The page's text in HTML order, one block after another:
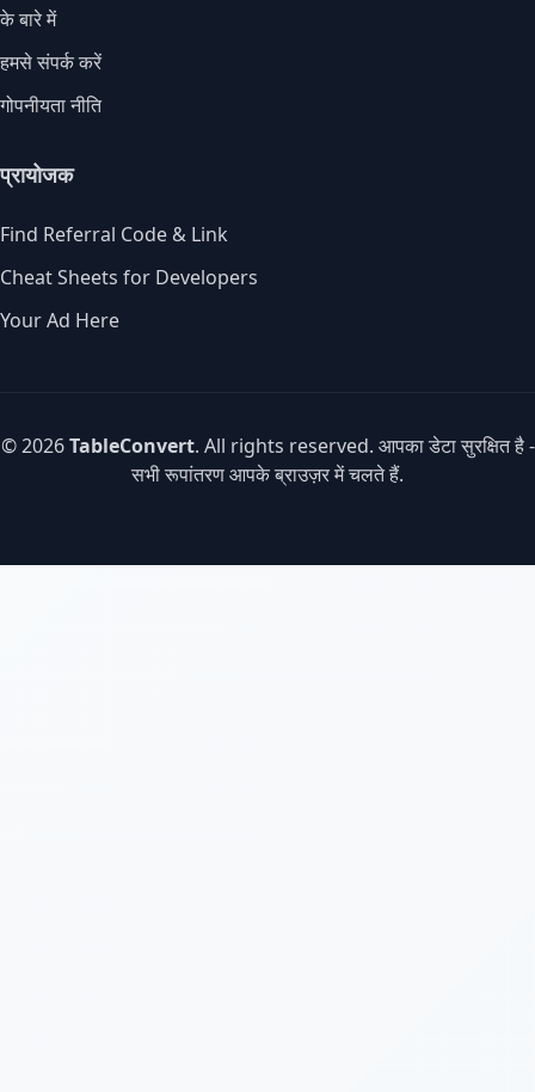
के बारे में
हमसे संपर्क करें
गोपनीयता नीति
प्रायोजक
Find Referral Code & Link
Cheat Sheets for Developers
Your Ad Here
© 2026TableConvert. All rights reserved. आपका डेटा सुरक्षित है -
सभी रूपांतरण आपके ब्राउज़र में चलते हैं.